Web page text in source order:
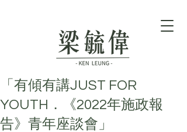
「有傾有講JUST FOR
YOUTH．《2022年施政報
告》青年座談會」